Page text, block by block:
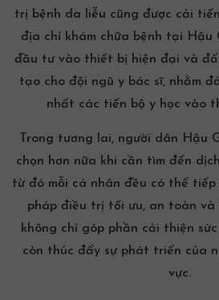
trị bệnh da liễu cũng được cải
địa chỉ khám chữa bệnh tại Hậu
đầu tư vào thiết bị hiện đại và
tạo cho đội ngũ y bác sĩ, nhằm
nhất các tiến bộ y học vào
Trong tương lai, người dân Hậu
chọn hơn nữa khi cần tìm đến
từ đó mỗi cá nhân đều có thể tiếp
pháp điều trị tối ưu, an toàn và
không chỉ góp phần cải thiện
còn thúc đẩy sự phát triển của
vực.